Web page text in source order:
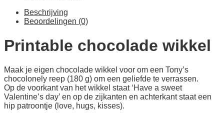
Beschrijving
Beoordelingen (0)
Printable chocolade wikkel
Maak je eigen chocolade wikkel voor om een Tony’s
chocolonely reep (180 g) om een geliefde te verrassen.
Op de voorkant van het wikkel staat ‘Have a sweet
Valentine’s day’ en op de zijkanten en achterkant staat een
hip patroontje (love, hugs, kisses).